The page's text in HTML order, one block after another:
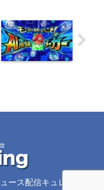
ース配信キュレーショ